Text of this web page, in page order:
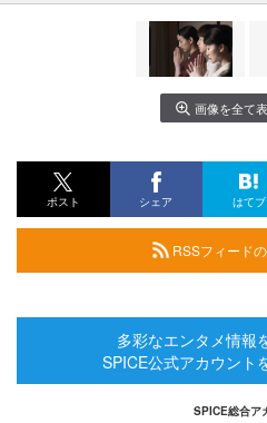
画像を全て
ポスト シェア はてブ
RSSフィード
多彩なエンタメ情報
SPICE公式アカウント
SPICE総合ア